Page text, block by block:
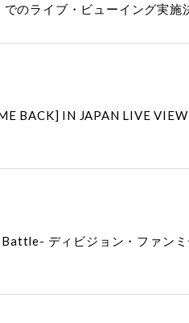
のライブ・ビューイング実施
BACK] IN JAPAN LIVE
ディビジョン・ファン